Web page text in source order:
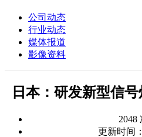
公司动态
行业动态
媒体报道
影像资料
日本：研发新型信
2048
更新时间